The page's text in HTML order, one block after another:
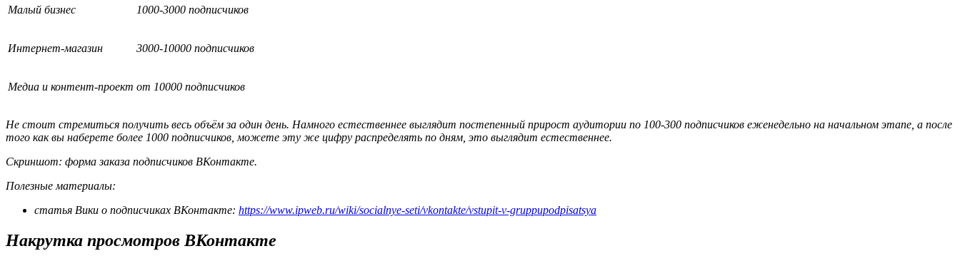
Малый бизнес 1000-3000 подписчиков
Интернет-магазин 3000-10000 подписчиков
Медиа и контент-проект от 10000 подписчиков
Не стоит стремиться получить весь объём за один день. Намного естественнее выглядит постепенный прирост аудитории по 100-300 подписчиков еженедельно на начальном этапе, а после
того как вы наберете более 1000 подписчиков, можете эту же цифру распределять по дням, это выглядит естественнее.
Скриншот: форма заказа подписчиков ВКонтакте.
Полезные материалы:
статья Вики о подписчиках ВКонтакте: https://www.ipweb.ru/wiki/socialnye-seti/vkontakte/vstupit-v-gruppupodpisatsya
Накрутка просмотров ВКонтакте